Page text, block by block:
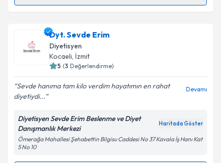
kapsamda işlenmesini kabul ediyorum.
Takvim Talebini Gönder
Dyt. Zehra Garipogluiçin randevu takvimi talebi
oluşturun. Size bu uzmandan randevu almanız için bir
takvim hazırlandığında e-posta ile bilgilendireceğiz.
Kişisel verilerimin işlenmesine ilişkin
Aydınlatma
Metni'ni okudum ve kişisel verilerimin belirtilen
kapsamda işlenmesini kabul ediyorum.
Dyt. Sevde Erim
Diyetisyen
Kocaeli, İzmit
5 (3 Değerlendirme)
Sevde hanıma tam kilo verdim hayatımın en rahat
diyetiydi...
Devamı
Diyetisyen Sevde Erim Beslenme ve Diyet
Danışmanlık Merkezi
Haritada Göster
Ömerağa Mahallesi Şehabettin Bilgisu Caddesi No 37 Kavala İş Hanı Kat
5 No 10